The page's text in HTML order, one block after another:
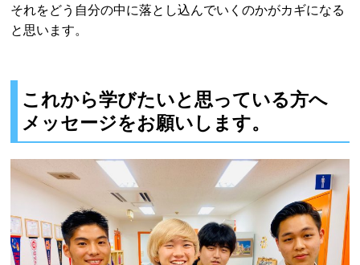
それをどう自分の中に落とし込んでいくのかがカギになる
と思います。
これから学びたいと思っている方へ
メッセージをお願いします。